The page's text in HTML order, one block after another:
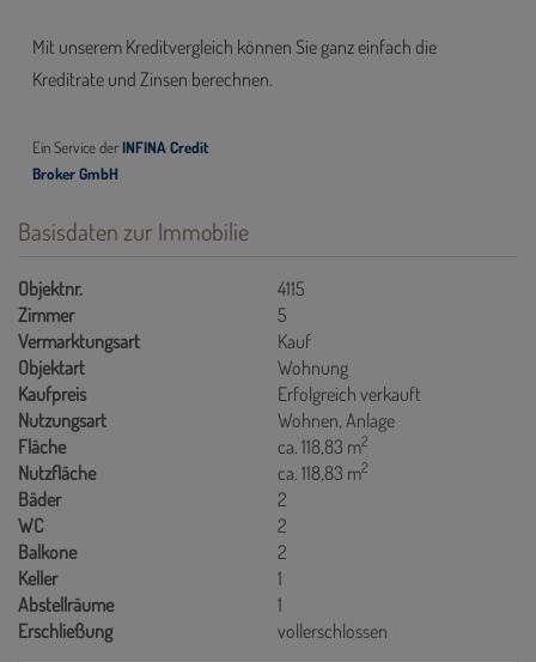
Basisdaten zur Immobilie
Objektnr.
4115
Zimmer
5
Vermarktungsart
Kauf
Objektart
Wohnung
Kaufpreis
Erfolgreich verkauft
Nutzungsart
Wohnen Anlage
Fläche
ca. 118,83 m2
Nutzfläche ca. 118,83 m2
Bäder
2
WC
2
Balkone
2
Keller
1
Abstellräume
1
Erschließung
vollerschlossen